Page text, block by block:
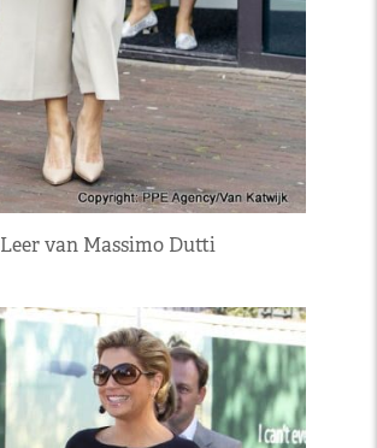
Leer van Massimo Dutti